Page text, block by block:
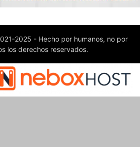
2025 - Hecho por humanos, no por
los derechos reservados.